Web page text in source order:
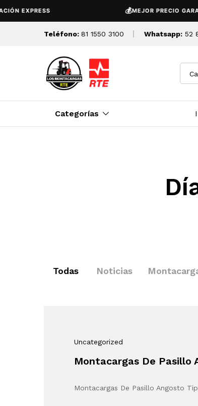
EXPRESS MEJOR PRECIO
Teléfono: 81 1550 3100 Whatsapp: 52
Categorías
Todas Noticias
Uncategorized
Montacargas De Pasillo
Montacargas De Pasillo Angosto